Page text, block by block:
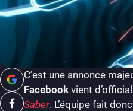
C’est une annonce
Facebook vient
Saber. L’équipe fait